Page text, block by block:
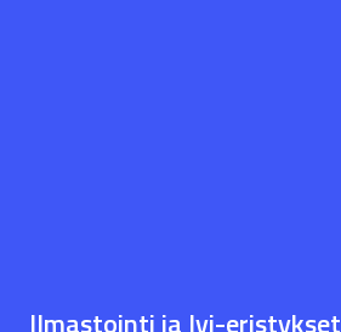
Ilmastointi ja lvi-eristykset